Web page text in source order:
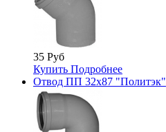
35 Руб
Купить Подробнее
Отвод ПП 32х87 "Политэк"